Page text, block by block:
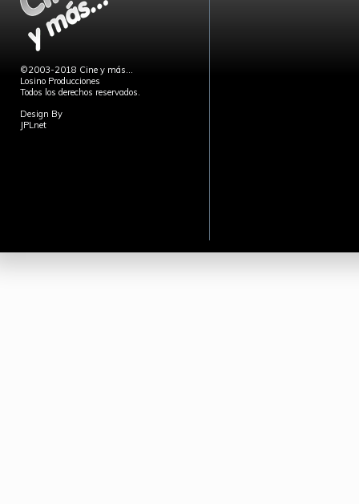
©2003-2018 Cine y más...
Losino Producciones
Todos los derechos reservados.
Design By
JPLnet